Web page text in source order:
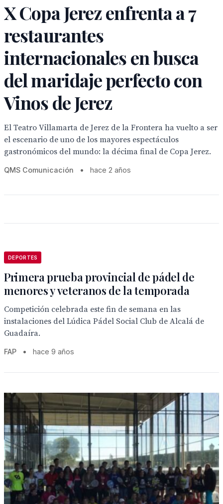
X Copa Jerez enfrenta a 7
restaurantes
internacionales en busca
del maridaje perfecto con
Vinos de Jerez
El Teatro Villamarta de Jerez de la Frontera ha vuelto a ser
el escenario de uno de los mayores espectáculos
gastronómicos del mundo: la décima final de Copa Jerez.
QMS Comunicación • hace 2 años
DEPORTES
Primera prueba provincial de pádel de
menores y veteranos de la temporada
Competición celebrada este fin de semana en las
instalaciones del Lúdica Pádel Social Club de Alcalá de
Guadaíra.
FAP • hace 9 años